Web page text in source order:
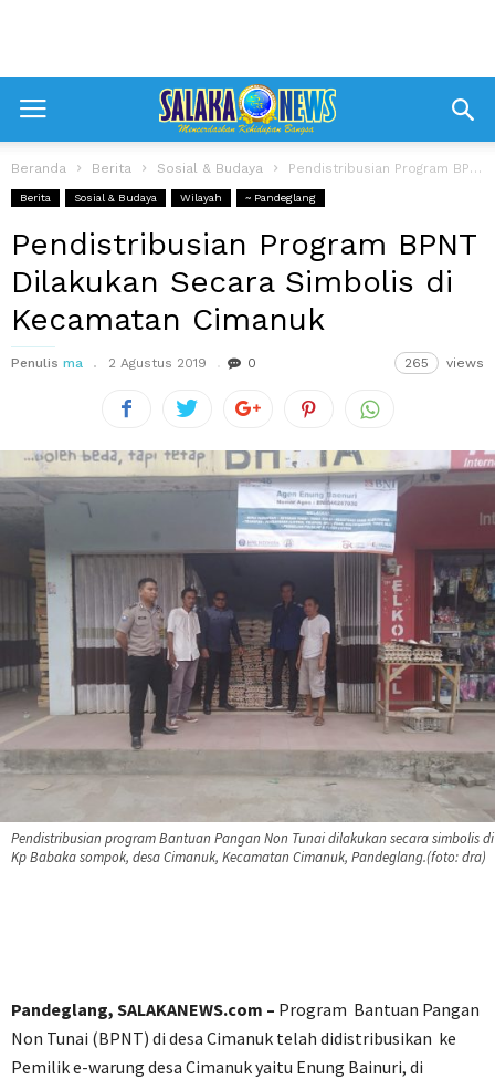
Beranda Berita Sosial & Budaya Pendistribusian Program BPNT Dilakukan Secara Simbolis di Kecamatan Cimanuk
Berita Sosial & Budaya Wilayah ~ Pandeglang
Pendistribusian Program BPNT
Dilakukan Secara Simbolis di
Kecamatan Cimanuk
Penulis ma 2 Agustus 2019 0 265 views
Pendistribusian program Bantuan Pangan Non Tunai dilakukan secara simbolis di
Kp Babaka sompok, desa Cimanuk, Kecamatan Cimanuk, Pandeglang.(foto: dra)
Pandeglang, SALAKANEWS.com – Program Bantuan Pangan
Non Tunai (BPNT) di desa Cimanuk telah didistribusikan ke
Pemilik e-warung desa Cimanuk yaitu Enung Bainuri, di